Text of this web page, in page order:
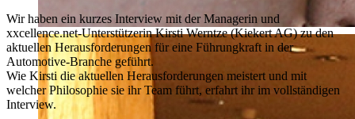
Wir haben ein kurzes Interview mit der Managerin und
xxcellence.net-Unterstützerin Kirsti Werntze (Kiekert AG) zu den
aktuellen Herausforderungen für eine Führungkraft in der
Automotive-Branche geführt.
Wie Kirsti die aktuellen Herausforderungen meistert und mit
welcher Philosophie sie ihr Team führt, erfahrt ihr im vollständigen
Interview.